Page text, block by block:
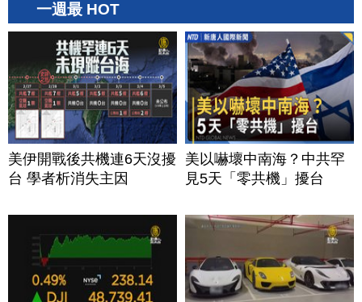
一週最 HOT
美伊開戰後共機連6天沒擾
台 學者析消失主因
美以嚇壞中南海？中共罕
見5天「零共機」擾台